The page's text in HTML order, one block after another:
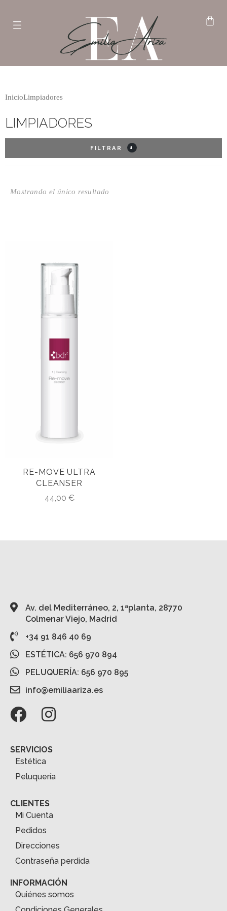
InicioLimpiadores
LIMPIADORES
FILTRAR 1
Mostrando el único resultado
RE-MOVE ULTRA
CLEANSER
44,00 €
Av. del Mediterráneo, 2, 1ªplanta, 28770
Colmenar Viejo, Madrid
+34 91 846 40 69
ESTÉTICA: 656 970 894
PELUQUERÍA: 656 970 895
info@emiliaariza.es
SERVICIOS
Estética
Peluquería
CLIENTES
Mi Cuenta
Pedidos
Direcciones
Contraseña perdida
INFORMACIÓN
Quiénes somos